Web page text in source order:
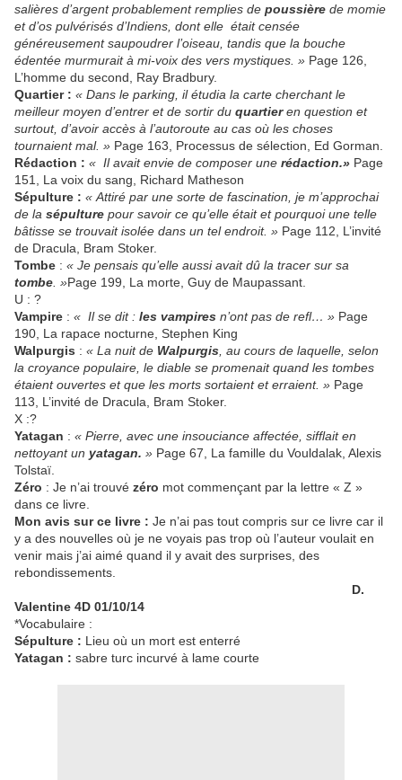
salières d’argent probablement remplies de poussière de momie
et d’os pulvérisés d’Indiens, dont elle était censée
généreusement saupoudrer l’oiseau, tandis que la bouche
édentée murmurait à mi-voix des vers mystiques. » Page 126,
L’homme du second, Ray Bradbury.
Quartier : « Dans le parking, il étudia la carte cherchant le
meilleur moyen d’entrer et de sortir du quartieren question et
surtout, d’avoir accès à l’autoroute au cas où les choses
tournaient mal. » Page 163, Processus de sélection, Ed Gorman.
Rédaction : « Il avait envie de composer une rédaction.» Page
151, La voix du sang, Richard Matheson
Sépulture : « Attiré par une sorte de fascination, je m’approchai
de la sépulture pour savoir ce qu’elle était et pourquoi une telle
bâtisse se trouvait isolée dans un tel endroit. » Page 112, L’invité
de Dracula, Bram Stoker.
Tombe : « Je pensais qu’elle aussi avait dû la tracer sur sa
tombe . »Page 199, La morte, Guy de Maupassant.
U : ?
Vampire : « Il se dit : les vampires n’ont pas de refl… » Page
190, La rapace nocturne, Stephen King
Walpurgis : « La nuit de Walpurgis , au cours de laquelle, selon
la croyance populaire, le diable se promenait quand les tombes
étaient ouvertes et que les morts sortaient et erraient. » Page
113, L’invité de Dracula, Bram Stoker.
X :?
Yatagan : « Pierre, avec une insouciance affectée, sifflait en
nettoyant un yatagan. » Page 67, La famille du Vouldalak, Alexis
Tolstaï.
Zéro : Je n’ai trouvé zéro mot commençant par la lettre « Z »
dans ce livre.
Mon avis sur ce livre : Je n’ai pas tout compris sur ce livre car il
y a des nouvelles où je ne voyais pas trop où l’auteur voulait en
venir mais j’ai aimé quand il y avait des surprises, des
rebondissements.
D.
Valentine 4D 01/10/14
*Vocabulaire :
Sépulture : Lieu où un mort est enterré
Yatagan : sabre turc incurvé à lame courte